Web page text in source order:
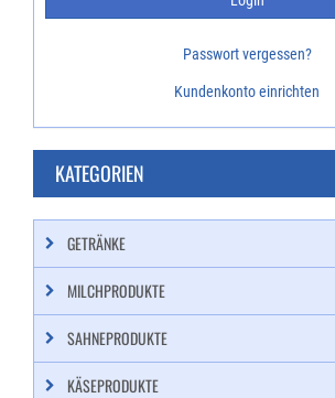
Passwort vergessen?
Kundenkonto einrichten
KATEGORIEN
GETRÄNKE
MILCHPRODUKTE
SAHNEPRODUKTE
KÄSEPRODUKTE